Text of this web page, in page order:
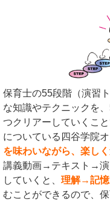
保育士の55段階（演習
な知識やテクニックを
つクリアーしていくこ
についている四谷学院
を味わいながら、楽し
講義動画→テキスト→演
していくと、 理解→記
むことができるので、